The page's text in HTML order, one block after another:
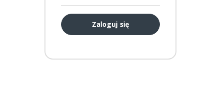
Zaloguj się